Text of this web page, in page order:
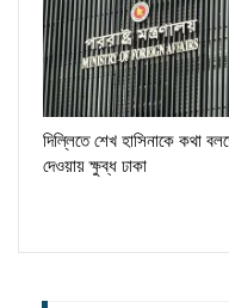
দিল্লিতে শেখ হাসিনাকে কথা
দেওয়ায় ক্ষুব্ধ ঢাকা